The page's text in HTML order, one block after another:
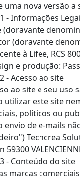
uma nova versão a
- Informações
(doravante
(doravante
à Lifee, RCS
e produção:
- Acesso ao site
ao site e seu uso
utilizar este site
políticos ou
envio de e-mails
Techcrea
59300
- Conteúdo do site
marcas